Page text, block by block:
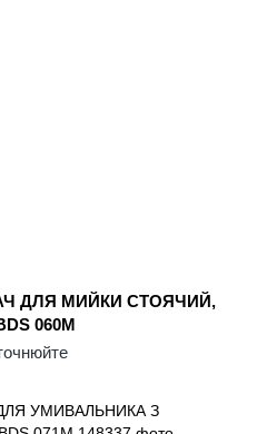
ДЛЯ МИЙКИ СТОЯЧИЙ,
060M